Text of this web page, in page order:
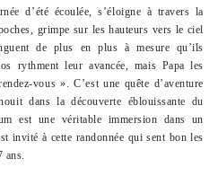
d’été écoulée, s’éloigne à travers la
grimpe sur les hauteurs vers le ciel
de plus en plus à mesure qu’ils
rythment leur avancée, mais Papa les
vous ». C’est une quête d’aventure
dans la découverte éblouissante du
est une véritable immersion dans un
invité à cette randonnée qui sent bon les
ans.